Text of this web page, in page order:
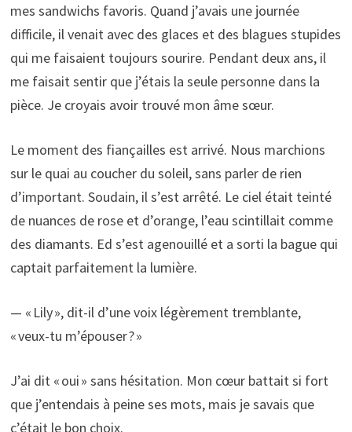
mes sandwichs favoris. Quand j’avais une journée
difficile, il venait avec des glaces et des blagues stupides
qui me faisaient toujours sourire. Pendant deux ans, il
me faisait sentir que j’étais la seule personne dans la
pièce. Je croyais avoir trouvé mon âme sœur.
Le moment des fiançailles est arrivé. Nous marchions
sur le quai au coucher du soleil, sans parler de rien
d’important. Soudain, il s’est arrêté. Le ciel était teinté
de nuances de rose et d’orange, l’eau scintillait comme
des diamants. Ed s’est agenouillé et a sorti la bague qui
captait parfaitement la lumière.
— « Lily », dit-il d’une voix légèrement tremblante,
« veux-tu m’épouser ? »
J’ai dit « oui » sans hésitation. Mon cœur battait si fort
que j’entendais à peine ses mots, mais je savais que
c’était le bon choix.